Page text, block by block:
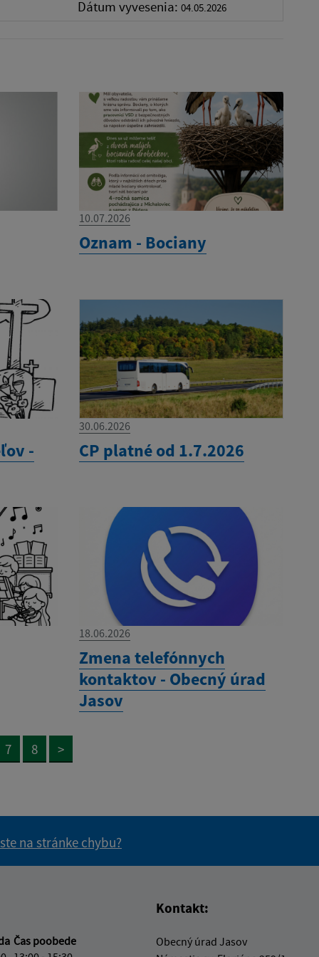
Dátum vyvesenia: 04.05.2026
10.07.2026
Oznam - Bociany
-
30.06.2026
CP platné od 1.7.2026
18.06.2026
Zmena telefónnych
kontaktov - Obecný úrad
Jasov
7 8 >
na stránke chybu?
Čas poobede
Kontakt:
Obecný úrad Jasov